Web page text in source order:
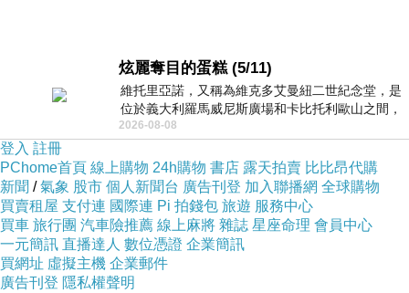
炫麗奪目的蛋糕 (5/11)
維托里亞諾，又稱為維克多艾曼紐二世紀念堂，是
位於義大利羅馬威尼斯廣場和卡比托利歐山之間，
用以紀念統一義大利統一後的的第一位國
2026-08-08
登入 註冊
PChome首頁 線上購物 24h購物 書店 露天拍賣 比比昂代購
新聞 /氣象 股市 個人新聞台 廣告刊登 加入聯播網 全球購物
買賣租屋 支付連 國際連 Pi 拍錢包 旅遊 服務中心
買車 旅行團 汽車險推薦 線上麻將 雜誌 星座命理 會員中心
一元簡訊 直播達人 數位憑證 企業簡訊
買網址 虛擬主機 企業郵件
廣告刊登 隱私權聲明